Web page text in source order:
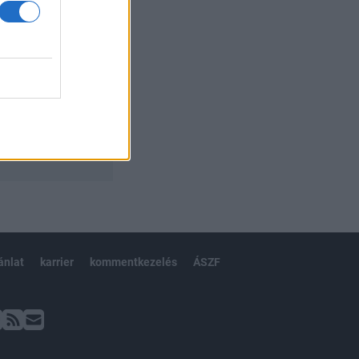
karrier kommentkezelés ÁSZF